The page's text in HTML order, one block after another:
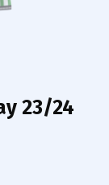
23/24